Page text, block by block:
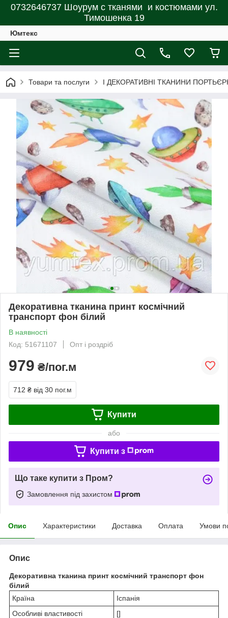
0732646737 Шоурум с тканями и костюмами ул.
Тимошенка 19
Юмтекс
Товари та послуги І ДЕКОРАТИВНІ ТКАНИНИ
Декоративна тканина принт космічний
транспорт фон білий
В наявності
Код: 51671107
Опт і роздріб
979 ₴/пог.м
712 ₴ від 30 пог.м
Купити
або
Купити з
Що таке купити з Пром?
Замовлення під захистом
Опис Характеристики Доставка Оплата Умови
Опис
Декоративна тканина принт космічний транспорт фон
білий
Країна
Іспанія
Особливі властивості
[]